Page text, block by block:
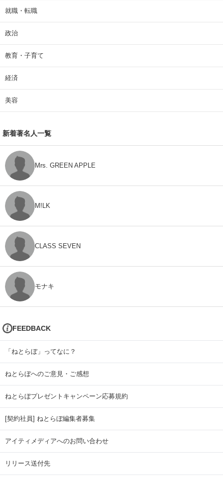
就職・転職
政治
教育・子育て
経済
美容
新着著名人一覧
Mrs. GREEN APPLE
M!LK
CLASS SEVEN
モナキ
FEEDBACK
「ねとらぼ」ってなに？
ねとらぼへのご意見・ご感想
ねとらぼプレゼントキャンペーン応募規約
[契約社員] ねとらぼ編集者募集
アイティメディアへのお問い合わせ
リリース送付先